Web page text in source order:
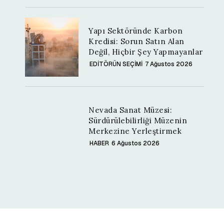
Yapı Sektöründe Karbon
Kredisi: Sorun Satın Alan
Değil, Hiçbir Şey Yapmayanlar
EDİTÖRÜN SEÇİMİ 7 Ağustos 2026
Nevada Sanat Müzesi:
Sürdürülebilirliği Müzenin
Merkezine Yerleştirmek
HABER 6 Ağustos 2026